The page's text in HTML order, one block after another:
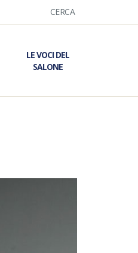
CERCA
LE VOCI DEL
SALONE